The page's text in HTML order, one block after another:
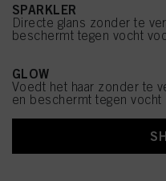
SPARKLER
Directe glans zonder te
beschermt tegen vocht
GLOW
Voedt het haar zonder te
en beschermt tegen vocht